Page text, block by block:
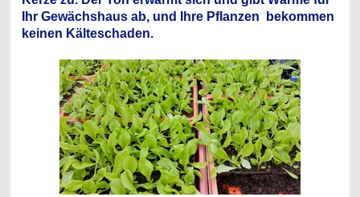
Ihr Gewächshaus ab, und Ihre Pflanzen bekommen
keinen Kälteschaden.